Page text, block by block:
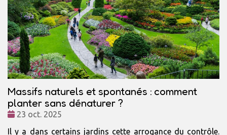
Massifs naturels et spontanés : comment
planter sans dénaturer ?
Date
23 oct. 2025
Il y a dans certains jardins cette arrogance du contrôle.